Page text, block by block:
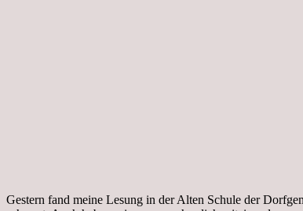
Gestern fand meine Lesung in der Alten Schule der